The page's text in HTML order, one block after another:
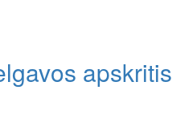
apskritis